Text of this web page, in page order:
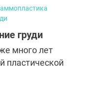
груди
много лет
пластической